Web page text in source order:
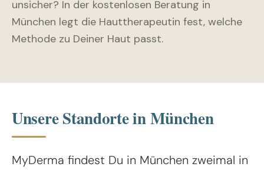
unsicher? In der kostenlosen Beratung in
München legt die Hauttherapeutin fest, welche
Methode zu Deiner Haut passt.
Unsere Standorte in München
MyDerma findest Du in München zweimal in